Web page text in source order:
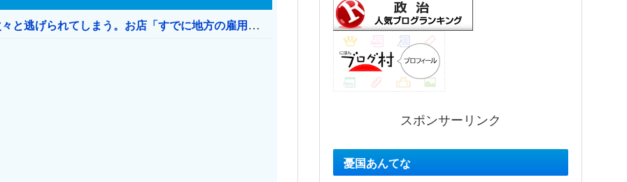
日本のお店、時給1500円でもミャンマー人に次々と逃げられてしまう。お店「すでに地方の雇用は崩壊」
スポンサーリンク
憂国あんてな